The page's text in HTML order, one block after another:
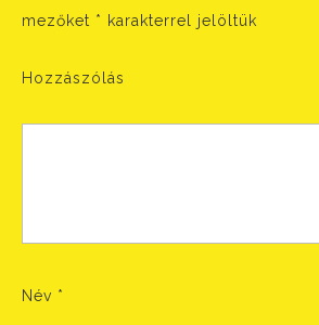
mezőket * karakterrel jelöltük
Hozzászólás
Név *